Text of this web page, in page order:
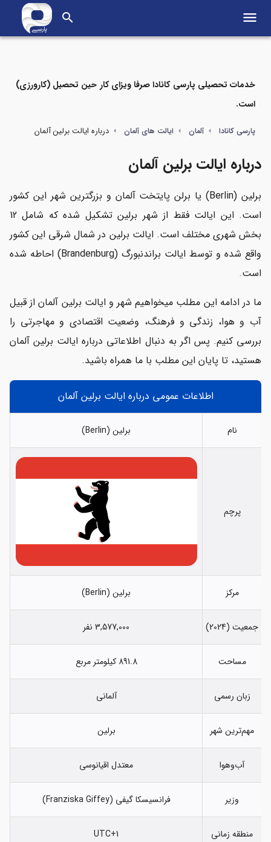
search menu
مواردی که در این مطلب می‌خوانید
نقشه ایالت برلین
آب و هوای ایالت برلین در فصول مختلف سال چگونه است؟
برلین ترکیب تاریخ و مدنیته
تحصیل در برلین
اقتصاد و بازار کار برلین
خدمات تحصیلی پارسی کانادا صرفا ویزای کار حین تحصیل (کارورزی)
است.
پارسی کانادا آلمان ایالت های آلمان درباره ایالت برلین آلمان
درباره ایالت برلین آلمان
برلین (Berlin) یا برلن پایتخت آلمان و بزرگترین شهر این کشور
است. این ایالت فقط از شهر برلین تشکیل شده که شامل 12
بخش شهری مختلف است. ایالت برلین در شمال شرقی این کشور
واقع شده و توسط ایالت براندنبورگ (Brandenburg) احاطه شده
است.
ما در ادامه این مطلب میخواهیم شهر و ایالت برلین آلمان از قبیل
آب و هوا، زندگی و فرهنگ، وضعیت اقتصادی و مهاجرتی را
بررسی کنیم. پس اگر به دنبال اطلاعاتی درباره ایالت برلین آلمان
هستید، تا پایان این مطلب با ما همراه باشید.
اطلاعات عمومی درباره ایالت برلین آلمان
نام برلین (Berlin)
پرچم
مرکز برلین (Berlin)
جمعیت (2024) 3,577,000 نفر
مساحت 891.8 کیلومتر مربع
زبان رسمی آلمانی
مهم‌ترین شهر برلین
آب‌وهوا معتدل اقیانوسی
وزیر فرانسیسکا گیفی (Franziska Giffey)
منطقه زمانی UTC+1